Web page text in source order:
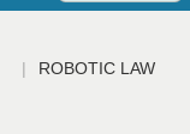
ROBOTIC LAW